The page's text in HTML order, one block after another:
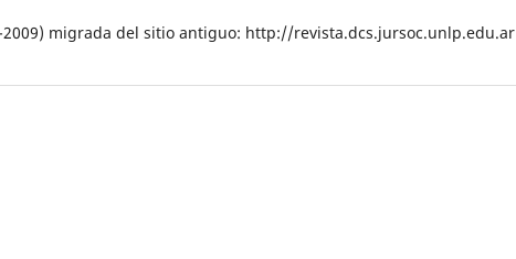
migrada del sitio antiguo: http://revista.dcs.jursoc.unlp.edu.ar